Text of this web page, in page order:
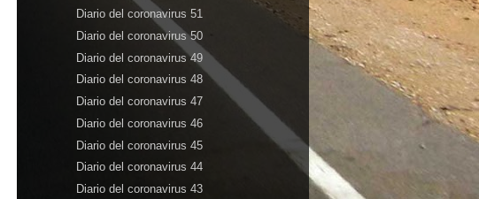
Diario del coronavirus 51
Diario del coronavirus 50
Diario del coronavirus 49
Diario del coronavirus 48
Diario del coronavirus 47
Diario del coronavirus 46
Diario del coronavirus 45
Diario del coronavirus 44
Diario del coronavirus 43